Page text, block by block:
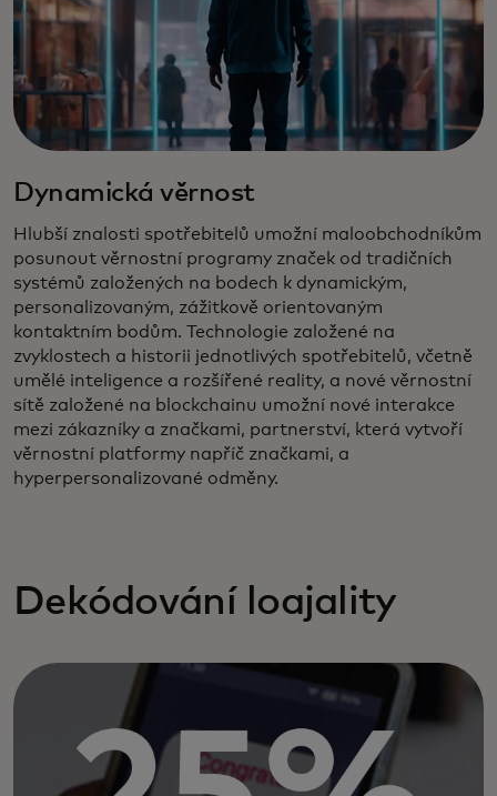
Dynamická věrnost
Hlubší znalosti spotřebitelů umožní maloobchodníkům
posunout věrnostní programy značek od tradičních
systémů založených na bodech k dynamickým,
personalizovaným, zážitkově orientovaným
kontaktním bodům. Technologie založené na
zvyklostech a historii jednotlivých spotřebitelů, včetně
umělé inteligence a rozšířené reality, a nové věrnostní
sítě založené na blockchainu umožní nové interakce
mezi zákazníky a značkami, partnerství, která vytvoří
věrnostní platformy napříč značkami, a
hyperpersonalizované odměny.
Dekódování loajality